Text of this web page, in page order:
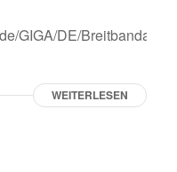
GIGA/DE/
WEITERLESEN